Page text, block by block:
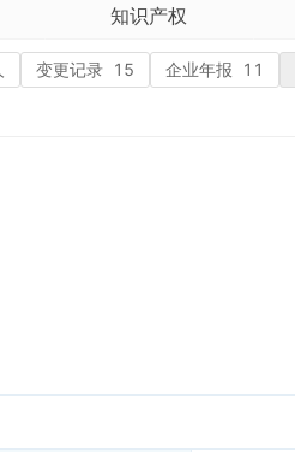
知识产权
商标信息
变更记录 15 企业年报 11